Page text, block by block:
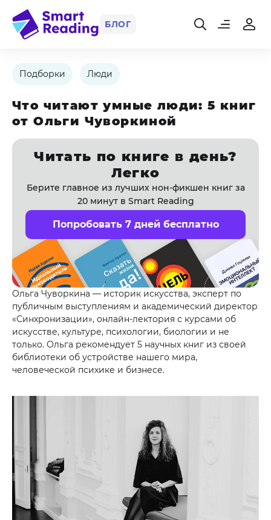
БЛОГ
Подборки Люди
Что читают умные люди: 5 книг
от Ольги Чуворкиной
Читать по книге в день?
Легко
Берите главное из лучших нон-фикшен книг за
20 минут в Smart Reading
Попробовать 7 дней бесплатно
Ольга Чуворкина — историк искусства, эксперт по
публичным выступлениям и академический директор
«Синхронизации», онлайн-лектория с курсами об
искусстве, культуре, психологии, биологии и не
только. Ольга рекомендует 5 научных книг из своей
библиотеки об устройстве нашего мира,
человеческой психике и бизнесе.